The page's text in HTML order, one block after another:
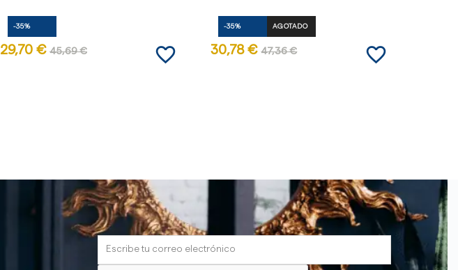
-35%
29,70 € 45,69 € favorite_border
-35% AGOTADO
30,78 € 47,36 € favorite_border